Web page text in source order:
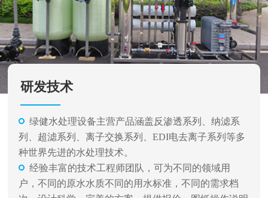
研发技术
绿健水处理设备主营产品涵盖反渗透系列、纳滤系
列、超滤系列、离子交换系列、EDI电去离子系列等多
种世界先进的水处理技术。
经验丰富的技术工程师团队，可为不同的领域用
户，不同的原水水质不同的用水标准，不同的需求档